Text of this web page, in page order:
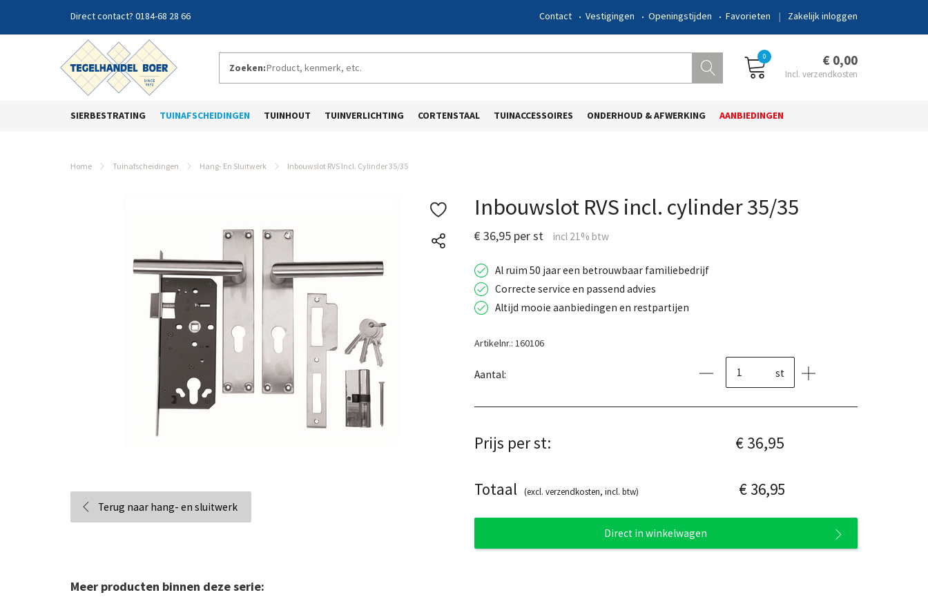
0184-68 28 66 Zakelijk inloggen
Contact Vestigingen Openingstijden Favorieten
Zoeken:
0 € 0,00
SIERBESTRATING TUINAFSCHEIDINGEN TUINHOUT TUINVERLICHTING CORTENSTAAL TUINACCESSOIRES ONDERHOUD & AFWERKING AANBIEDINGEN
Home Tuinafscheidingen Hang- En Sluitwerk Inbouwslot RVS Incl. Cylinder 35/35
Terug naar hang- en sluitwerk
Inbouwslot RVS incl. cylinder 35/35
€ 36,95 per st
Al ruim 50 jaar een betrouwbaar familiebedrijf
Correcte service en passend advies
Altijd mooie aanbiedingen en restpartijen
Artikelnr.: 160106
Aantal: st
Prijs per st: € 36,95
Totaal (excl. verzendkosten, incl. btw) € 36,95
Direct in winkelwagen
Meer producten binnen deze serie: